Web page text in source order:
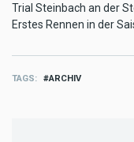
Trial Steinbach an der
Erstes Rennen in der
TAGS ARCHIV